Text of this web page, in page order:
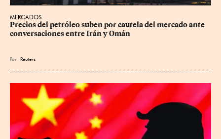
MERCADOS
Precios ⁠del petróleo suben por cautela del mercado ante
conversaciones entre Irán y Omán
Por Reuters